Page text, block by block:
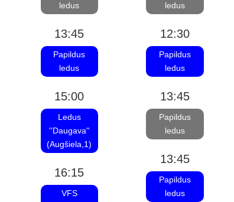
ledus
13:45
Papildus
ledus
15:00
Ledus
''Daugava''
(Augšiela,1)
16:15
VFS
ledus
12:30
Papildus
ledus
13:45
Papildus
ledus
13:45
Papildus
ledus